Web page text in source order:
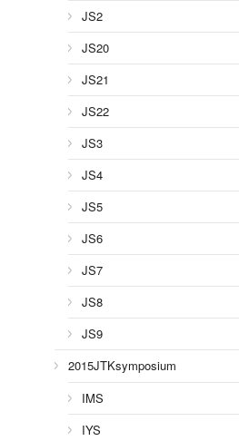
JS2
JS20
JS21
JS22
JS3
JS4
JS5
JS6
JS7
JS8
JS9
2015JTKsymposium
IMS
IYS